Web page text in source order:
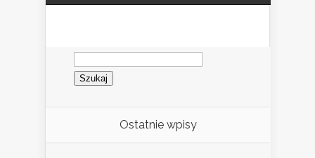
Szukaj:
Ostatnie wpisy